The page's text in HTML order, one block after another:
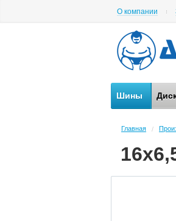
О компании
Шины
Главная /